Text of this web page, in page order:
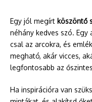
Egy jól megírt köszöntő
néhány kedves szó.
csal az arcokra, és
megható, akár vicces,
legfontosabb az
Ha inspirációra van